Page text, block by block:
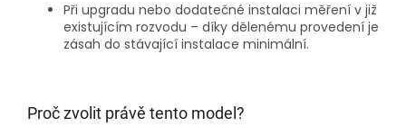
Při upgradu nebo dodatečné instalaci měření v již
existujícím rozvodu – díky dělenému provedení je
zásah do stávající instalace minimální.
Proč zvolit právě tento model?